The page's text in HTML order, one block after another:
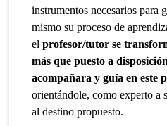
instrumentos necesarios para
mismo su proceso de
elprofesor/tutor se
más que puesto a
acompañara y guía en este
orientándole, como experto a
al destino propuesto.